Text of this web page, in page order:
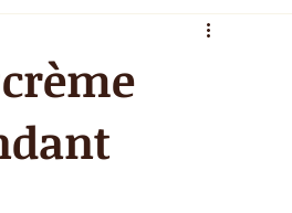
menu complet